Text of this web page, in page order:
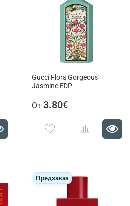
Gucci Flora Gorgeous
Jasmine EDP
От 3.80€
Предзаказ